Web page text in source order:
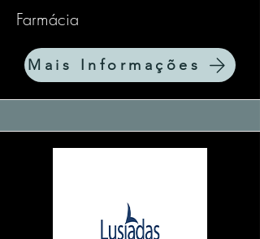
Farmácia
Mais Informações